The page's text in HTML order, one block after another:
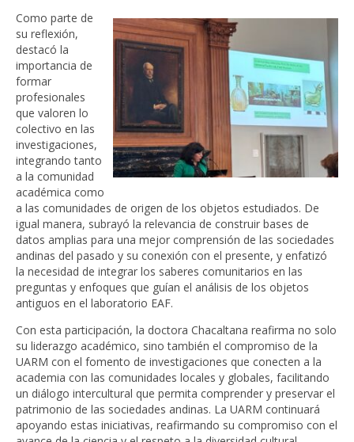
Como parte de
su reflexión,
destacó la
importancia de
formar
profesionales
que valoren lo
colectivo en las
investigaciones,
integrando tanto
a la comunidad
académica como
a las comunidades de origen de los objetos estudiados. De
igual manera, subrayó la relevancia de construir bases de
datos amplias para una mejor comprensión de las sociedades
andinas del pasado y su conexión con el presente, y enfatizó
la necesidad de integrar los saberes comunitarios en las
preguntas y enfoques que guían el análisis de los objetos
antiguos en el laboratorio EAF.
Con esta participación, la doctora Chacaltana reafirma no solo
su liderazgo académico, sino también el compromiso de la
UARM con el fomento de investigaciones que conecten a la
academia con las comunidades locales y globales, facilitando
un diálogo intercultural que permita comprender y preservar el
patrimonio de las sociedades andinas. La UARM continuará
apoyando estas iniciativas, reafirmando su compromiso con el